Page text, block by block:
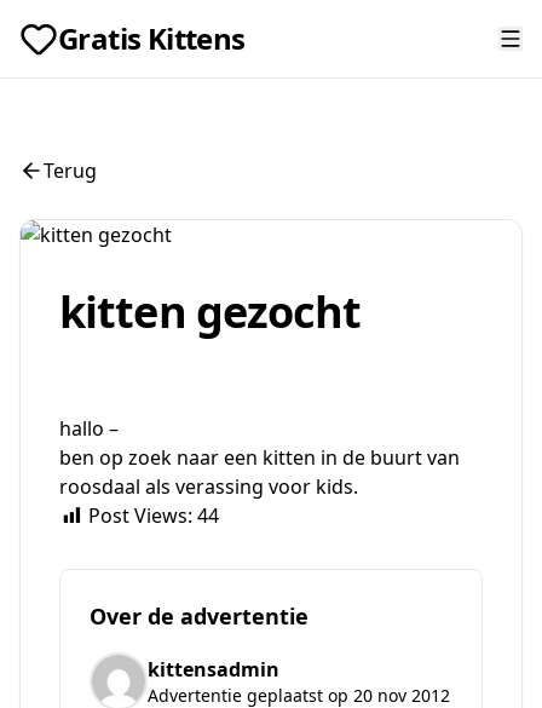
Gratis Kittens
Terug
kitten gezocht
hallo –
ben op zoek naar een kitten in de buurt van
roosdaal als verassing voor kids.
Post Views: 44
Over de advertentie
kittensadmin
Advertentie geplaatst op 20 nov 2012